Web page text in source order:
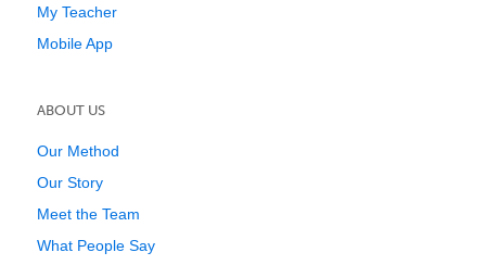
My Teacher
Mobile App
ABOUT US
Our Method
Our Story
Meet the Team
What People Say